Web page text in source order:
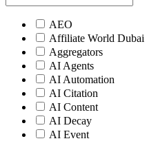
AEO
Affiliate World Dubai
Aggregators
AI Agents
AI Automation
AI Citation
AI Content
AI Decay
AI Event